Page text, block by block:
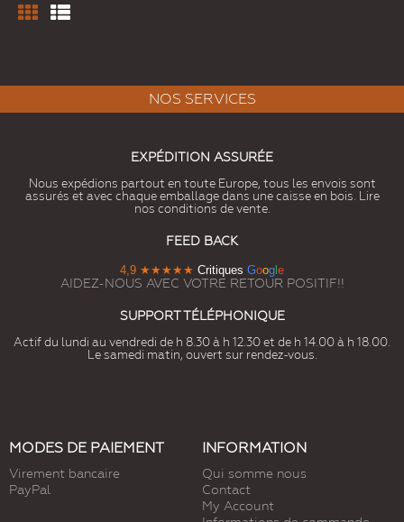
NOS SERVICES
EXPÉDITION ASSURÉE
Nous expédions partout en toute Europe, tous les envois sont
assurés et avec chaque emballage dans une caisse en bois. Lire
nos conditions de vente.
FEED BACK
4,9 ★★★★★ Critiques Google
AIDEZ-NOUS AVEC VOTRE RETOUR POSITIF!!
SUPPORT TÉLÉPHONIQUE
Actif du lundi au vendredi de h 8.30 à h 12.30 et de h 14.00 à h 18.00.
Le samedi matin, ouvert sur rendez-vous.
MODES DE PAIEMENT
Virement bancaire
PayPal
INFORMATION
Qui somme nous
Contact
My Account